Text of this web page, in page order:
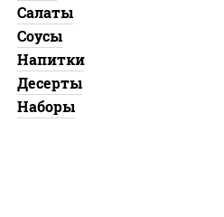
Салаты
Соусы
Напитки
Десерты
Наборы